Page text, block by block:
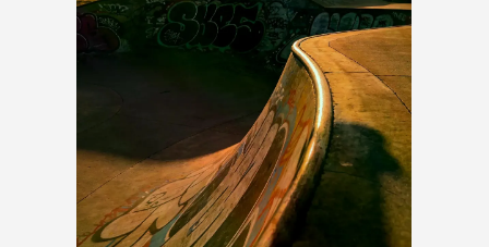
Avatar Video
Foto van AI
Andere instrumenten